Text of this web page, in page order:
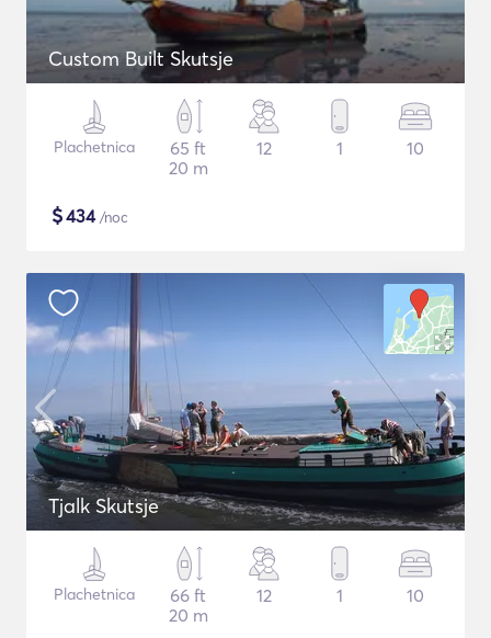
Custom Built Skutsje
Plachetnica
65 ft
20 m
12 1 10
$434/noc
Tjalk Skutsje
Plachetnica
66 ft
20 m
12 1 10